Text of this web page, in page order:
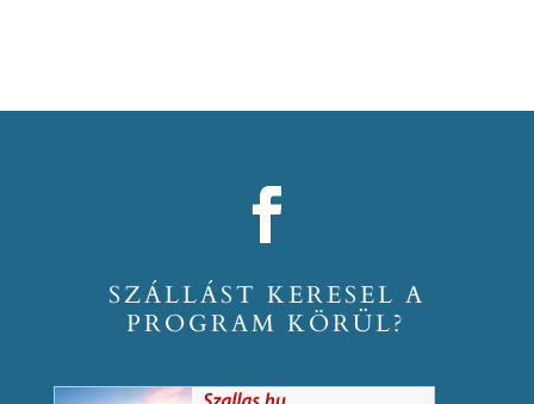
SZÁLLÁST KERESEL A
PROGRAM KÖRÜL?